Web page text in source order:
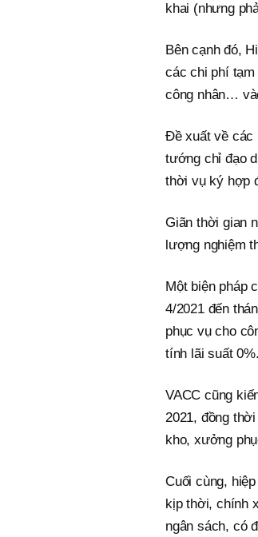
khai (nhưng
Bên cạnh đó,
các chi phí
công nhân…
Đề xuất về các
tướng chỉ đạo
thời vụ ký hợp
Giãn thời gian
lượng nghiệm
Một biện pháp
4/2021 đến
phục vụ cho
tính lãi suất 0%.
VACC cũng
2021, đồng
kho, xưởng
Cuối cùng,
kịp thời, chính
ngân sách, có